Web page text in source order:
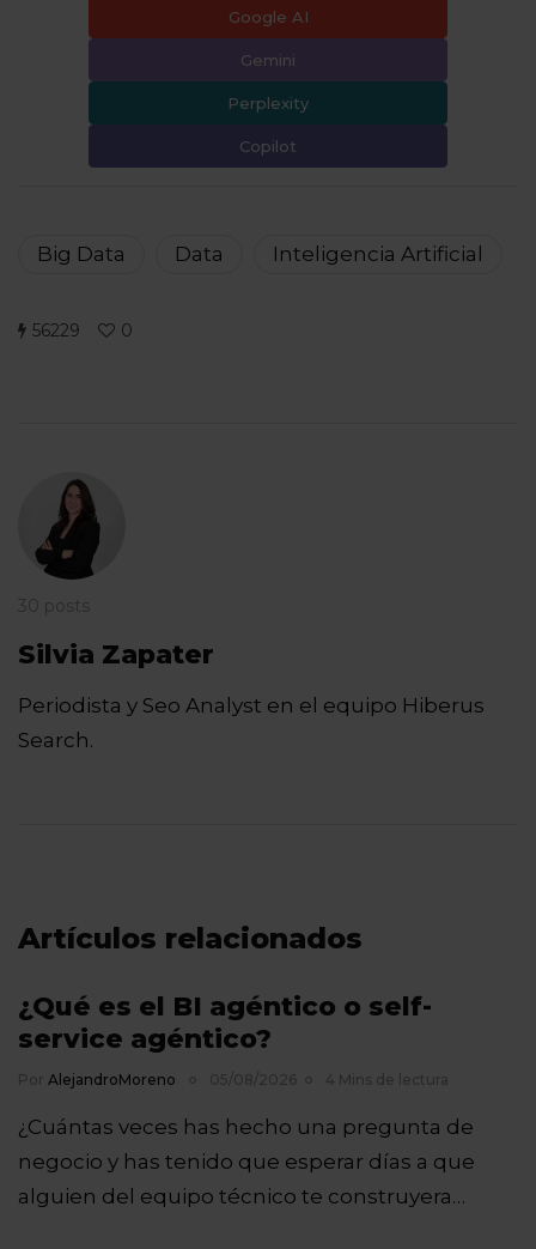
Google AI
Gemini
Perplexity
Copilot
Big Data Data Inteligencia Artificial
56229 0
30 posts
Silvia Zapater
Periodista y Seo Analyst en el equipo Hiberus
Search.
Artículos relacionados
¿Qué es el BI agéntico o self-
service agéntico?
Por AlejandroMoreno 05/08/2026 4 Mins de lectura
¿Cuántas veces has hecho una pregunta de
negocio y has tenido que esperar días a que
alguien del equipo técnico te construyera…